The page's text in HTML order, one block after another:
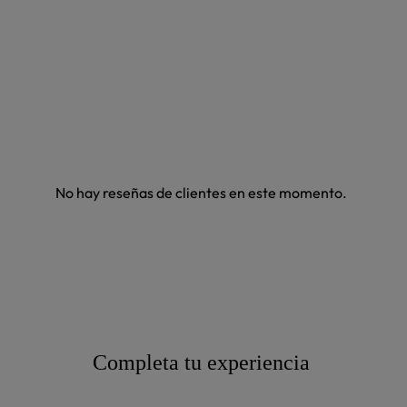
No hay reseñas de clientes en este momento.
Completa tu experiencia